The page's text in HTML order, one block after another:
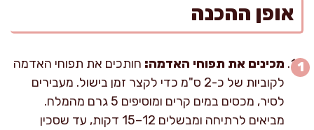
אופן ההכנה
מכינים את תפוחי האדמה: חותכים את תפוחי האדמה
לקוביות של כ-2 ס"מ כדי לקצר זמן בישול. מעבירים
לסיר, מכסים במים קרים ומוסיפים 5 גרם מהמלח.
מביאים לרתיחה ומבשלים 12–15 דקות, עד שסכין